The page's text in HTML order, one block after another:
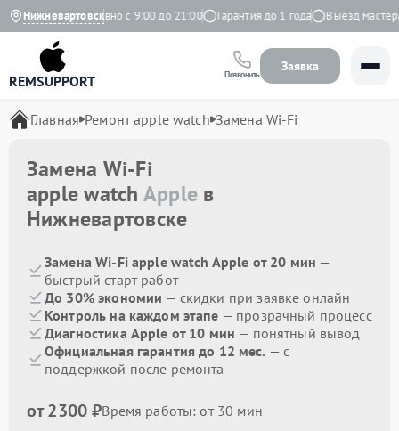
Нижневартовск
Ежедневно с 9:00 до 21:00 Гарантия до 1 года Выезд мастера
REMSUPPORT Позвонить
Заявка
Главная Ремонт apple watch Замена Wi-Fi
Замена Wi-Fi
apple watch Apple в
Нижневартовске
Замена Wi-Fi apple watch Apple от 20 мин —
быстрый старт работ
До 30% экономии — скидки при заявке онлайн
Контроль на каждом этапе — прозрачный процесс
Диагностика Apple от 10 мин — понятный вывод
Официальная гарантия до 12 мес. — с
поддержкой после ремонта
от 2300 ₽Время работы: от 30 мин